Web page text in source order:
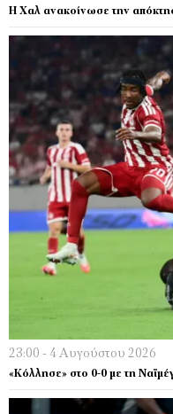
Η Χαλ ανακοίνωσε την
23:00 - 4 Αυγούστου 2026
«Κόλλησε» στο 0-0 με τη